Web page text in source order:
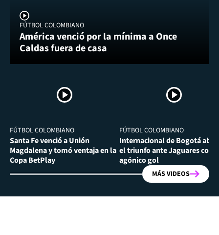
FÚTBOL COLOMBIANO
América venció por la mínima a Once
Caldas fuera de casa
FÚTBOL COLOMBIANO
Santa Fe venció a Unión
Magdalena y tomó ventaja en la
Copa BetPlay
FÚTBOL COLOMBIANO
Internacional de Bogotá
el triunfo ante Jaguares con
agónico gol
MÁS VIDEOS